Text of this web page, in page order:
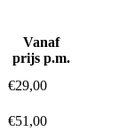
Vanaf
prijs p.m.
€29,00
€51,00